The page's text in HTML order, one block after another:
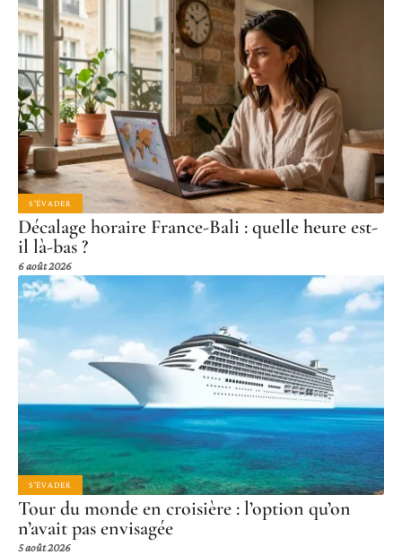
S'ÉVADER
Décalage horaire France-Bali : quelle heure est-
il là-bas ?
6 août 2026
S'ÉVADER
Tour du monde en croisière : l’option qu’on
n’avait pas envisagée
5 août 2026